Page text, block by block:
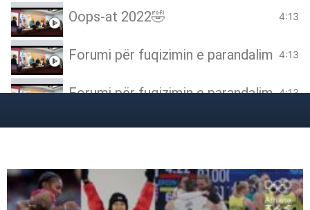
Oops-at 2022🤣 4:13
Forumi për fuqizimin e parandalimit të
4:13
Forumi për fuqizimin e parandalimit të
4:13
Drejtuesit e KOK-ut pritën 0:50